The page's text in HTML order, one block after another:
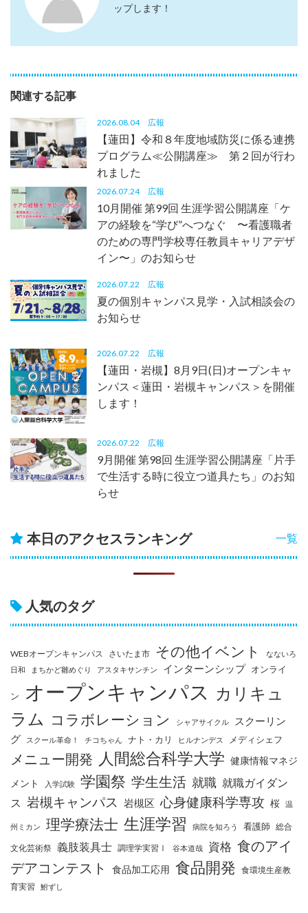
ップします！
関連する記事
2026.08.04 広報
【蓮田】令和８年度地域防災に係る連携
プログラム≪公開講座≫ 第２回が行わ
れました
2026.07.24 広報
10月開催 第99回 生涯学習公開講座「ケ
アの経験を“学び”へつなぐ 〜看護職者
のための専門学校専任教員キャリアデザ
イン〜」のお知らせ
2026.07.22 広報
夏の個別キャンパス見学・入試相談会の
お知らせ
2026.07.22 広報
【蓮田・岩槻】8月9日(日)オープンキャ
ンパス＜蓮田・岩槻キャンパス＞を開催
します！
2026.07.22 広報
9月開催 第98回 生涯学習公開講座「片手
で生活する時に役立つ道具たち」のお知
らせ
一覧
本日のアクセスランキング
人気のタグ
WEBオープンキャンパス さいたま市 その他イベント
なないろ
日和
まちかど雛めぐり アスタキサンチン インターンシップ オンライ
ン オープンキャンパス カリキュ
ラム コラボレーション シャアサイクル
スクーリン
グ
スクール革命！ チコちゃん ナト・カリ ヒルナンデス メディシェフ
メニュー開発 人間総合科学大学 健康情報マネジ
メント
入学試験 学園祭 学生生活 就職 就職ガイダン
ス 岩槻キャンパス 岩槻区 心身健康科学専攻 桜 温
州ミカン 理学療法士 生涯学習 病院を知ろう 看護師 総合
文化芸術祭 義肢装具士 調理学実習Ⅰ 谷本道哉 資格 食のアイ
デアコンテスト
食品加工応用 食品開発 食環境生産教
育実習
鮒ずし